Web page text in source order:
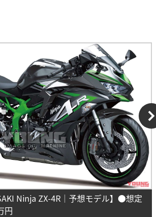
Ninja ZX-4R｜予想モデル】●想定
円